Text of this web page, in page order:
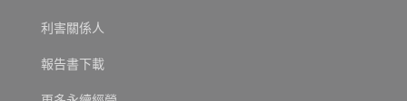
利害關係人
報告書下載